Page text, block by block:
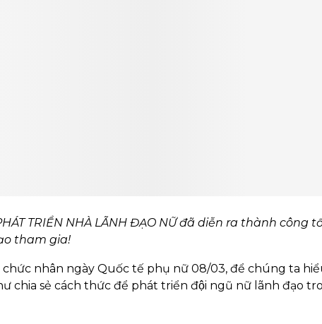
TRIỂN NHÀ LÃNH ĐẠO NỮ đã diễn ra thành công
tham gia!
chức nhân ngày Quốc tế phụ nữ 08/03, để chúng ta
chia sẻ cách thức để phát triển đội ngũ nữ lãnh đạo